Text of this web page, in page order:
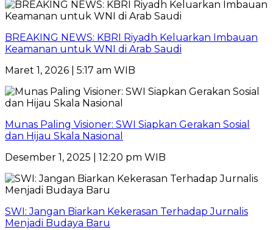
BREAKING NEWS: KBRI Riyadh Keluarkan Imbauan
Keamanan untuk WNI di Arab Saudi
Maret 1, 2026 | 5:17 am WIB
Munas Paling Visioner: SWI Siapkan Gerakan Sosial
dan Hijau Skala Nasional
Desember 1, 2025 | 12:20 pm WIB
SWI: Jangan Biarkan Kekerasan Terhadap Jurnalis
Menjadi Budaya Baru